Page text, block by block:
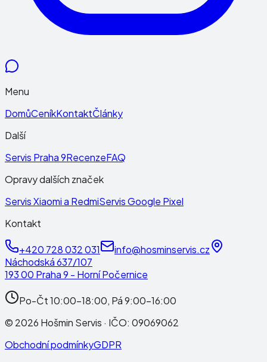
Menu
DomůCeníkKontaktČlánky
Další
Servis Praha 9RecenzeFAQ
Opravy dalších značek
Servis Xiaomi a RedmiServis Google Pixel
Kontakt
+420 728 032 031
info@hosminservis.cz
Náchodská 637/107
193 00 Praha 9 - Horní Počernice
Po-Čt 10:00-18:00, Pá 9:00-16:00
© 2026 Hošmin Servis · IČO: 09069062
Obchodní podmínkyGDPR